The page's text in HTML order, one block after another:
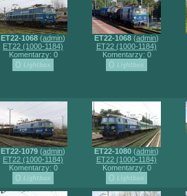
ET22-1068 (admin)
ET22 (1000-1184)
Komentarzy: 0
ET22-1068 (admin)
ET22 (1000-1184)
Komentarzy: 0
ET22-1079 (admin)
ET22 (1000-1184)
Komentarzy: 0
ET22-1080 (admin)
ET22 (1000-1184)
Komentarzy: 0